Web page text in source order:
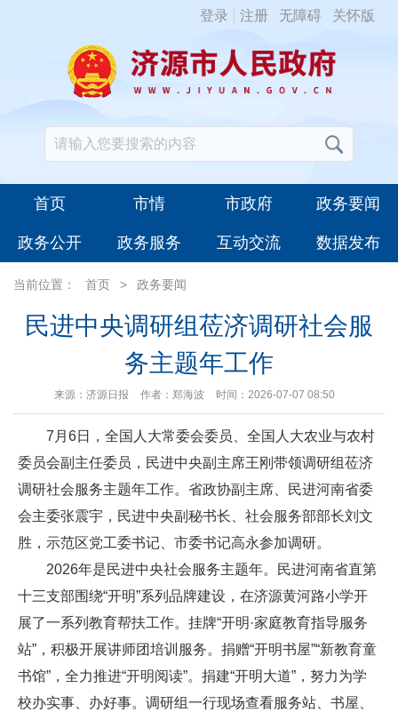
登录 注册 无障碍 关怀版
首页 市情 市政府 政务要闻
政务公开 政务服务 互动交流 数据发布
当前位置： 首页 > 政务要闻
民进中央调研组莅济调研社会服
务主题年工作
来源：济源日报 作者：郑海波 时间：2026-07-07 08:50
7月6日，全国人大常委会委员、全国人大农业与农村
委员会副主任委员，民进中央副主席王刚带领调研组莅济
调研社会服务主题年工作。省政协副主席、民进河南省委
会主委张震宇，民进中央副秘书长、社会服务部部长刘文
胜，示范区党工委书记、市委书记高永参加调研。
2026年是民进中央社会服务主题年。民进河南省直第
十三支部围绕“开明”系列品牌建设，在济源黄河路小学开
展了一系列教育帮扶工作。挂牌“开明·家庭教育指导服务
站”，积极开展讲师团培训服务。捐赠“开明书屋”“新教育童
书馆”，全力推进“开明阅读”。捐建“开明大道”，努力为学
校办实事、办好事。调研组一行现场查看服务站、书屋、